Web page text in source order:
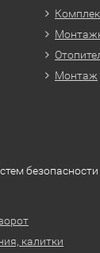
Монтаж
безопасности
калитки